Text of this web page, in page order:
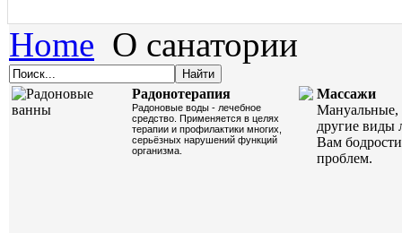
Home О санатории
Радонотерапия
Радоновые воды - лечебное
средство. Применяется в целях
терапии и профилактики многих,
серьёзных нарушений функций
организма.
Массажи
Мануальные,
другие виды
Вам
проблем.